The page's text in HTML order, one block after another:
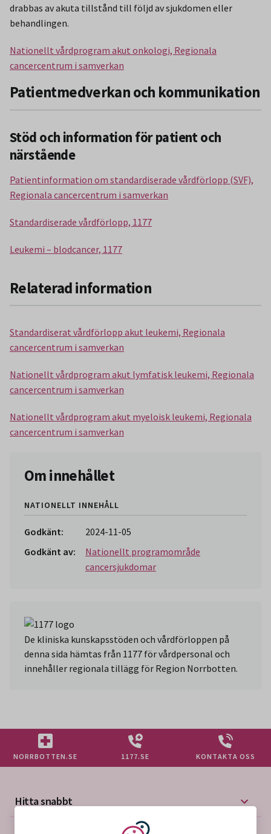
drabbas av akuta tillstånd till följd av sjukdomen eller
behandlingen.
Nationellt vårdprogram akut onkologi, Regionala
cancercentrum i samverkan
Patientmedverkan och kommunikation
Stöd och information för patient och
närstående
Patientinformation om standardiserade vårdförlopp (SVF),
Regionala cancercentrum i samverkan
Standardiserade vårdförlopp, 1177
Leukemi – blodcancer, 1177
Relaterad information
Standardiserat vårdförlopp akut leukemi, Regionala
cancercentrum i samverkan
Nationellt vårdprogram akut lymfatisk leukemi, Regionala
cancercentrum i samverkan
Nationellt vårdprogram akut myeloisk leukemi, Regionala
cancercentrum i samverkan
Om innehållet
NATIONELLT INNEHÅLL
Godkänt:
2024-11-05
Godkänt av:
Nationellt programområde
cancersjukdomar
De kliniska kunskapsstöden och vårdförloppen på
denna sida hämtas från 1177 för vårdpersonal och
innehåller regionala tillägg för Region Norrbotten.
NORRBOTTEN.SE 1177.SE KONTAKTA OSS
Hitta snabbt